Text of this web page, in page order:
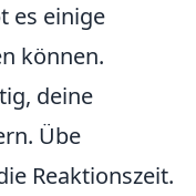
es einige
können.
deine
Übe
Reaktionszeit.